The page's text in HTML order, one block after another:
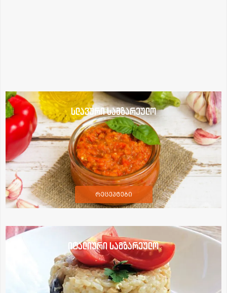
სლავური სამზარეულო
რეცეპტები
იტალიური სამზარეულო